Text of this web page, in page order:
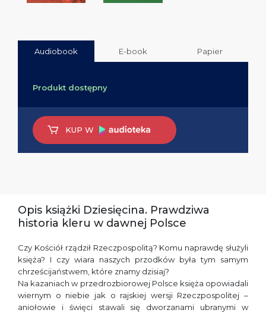
Audiobook E-book Papier
Produkt dostępny
KUP W
Opis książki Dziesięcina. Prawdziwa
historia kleru w dawnej Polsce
Czy Kościół rządził Rzeczpospolitą? Komu naprawdę służyli
księża? I czy wiara naszych przodków była tym samym
chrześcijaństwem, które znamy dzisiaj?
Na kazaniach w przedrozbiorowej Polsce księża opowiadali
wiernym o niebie jak o rajskiej wersji Rzeczpospolitej –
aniołowie i święci stawali się dworzanami ubranymi w